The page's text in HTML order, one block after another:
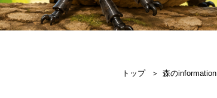
トップ 森のinformation